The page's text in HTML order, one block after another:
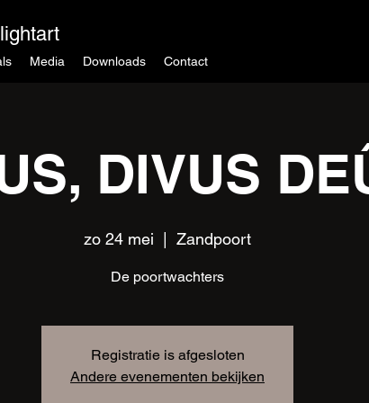
Media Downloads Contact
DIVUS
zo 24 mei Zandpoort
De poortwachters
Registratie is afgesloten
Andere evenementen bekijken